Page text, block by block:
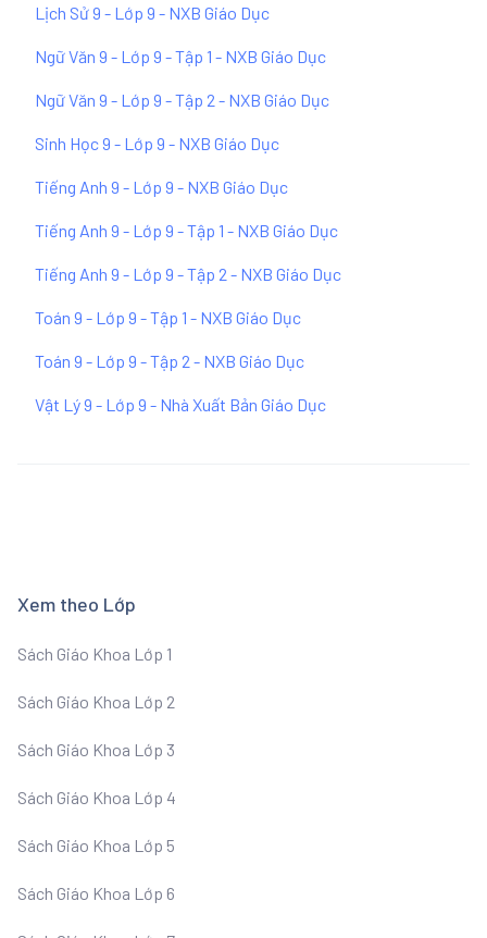
Lịch Sử 9 - Lớp 9 - NXB Giáo Dục
Ngữ Văn 9 - Lớp 9 - Tập 1 - NXB Giáo Dục
Ngữ Văn 9 - Lớp 9 - Tập 2 - NXB Giáo Dục
Sinh Học 9 - Lớp 9 - NXB Giáo Dục
Tiếng Anh 9 - Lớp 9 - NXB Giáo Dục
Tiếng Anh 9 - Lớp 9 - Tập 1 - NXB Giáo Dục
Tiếng Anh 9 - Lớp 9 - Tập 2 - NXB Giáo Dục
Toán 9 - Lớp 9 - Tập 1 - NXB Giáo Dục
Toán 9 - Lớp 9 - Tập 2 - NXB Giáo Dục
Vật Lý 9 - Lớp 9 - Nhà Xuất Bản Giáo Dục
Xem theo Lớp
Sách Giáo Khoa Lớp 1
Sách Giáo Khoa Lớp 2
Sách Giáo Khoa Lớp 3
Sách Giáo Khoa Lớp 4
Sách Giáo Khoa Lớp 5
Sách Giáo Khoa Lớp 6